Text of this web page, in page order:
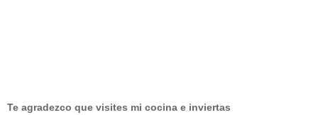
Te agradezco que visites mi cocina e inviertas